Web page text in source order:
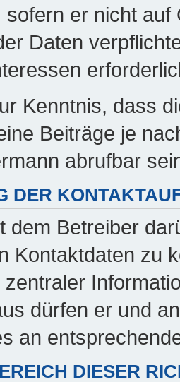
sofern er nicht
Daten
Kenntnis, dass
Beiträge je
abrufbar
DER
dem Betreiber
Kontaktdaten zu
zentraler
dürfen er und
an
DIESER